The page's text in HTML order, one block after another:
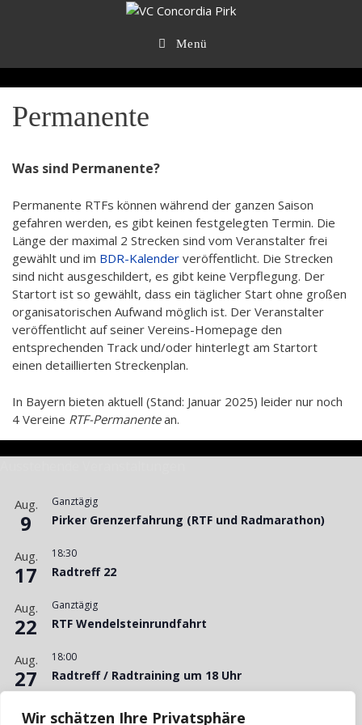
Wir schätzen Ihre Privatsphäre
Menü
Permanente
Was sind Permanente?
Permanente RTFs können während der ganzen Saison
gefahren werden, es gibt keinen festgelegten Termin. Die
Länge der maximal 2 Strecken sind vom Veranstalter frei
gewählt und im BDR-Kalender veröffentlicht. Die Strecken
sind nicht ausgeschildert, es gibt keine Verpflegung. Der
Startort ist so gewählt, dass ein täglicher Start ohne großen
organisatorischen Aufwand möglich ist. Der Veranstalter
veröffentlicht auf seiner Vereins-Homepage den
entsprechenden Track und/oder hinterlegt am Startort
einen detaillierten Streckenplan.
In Bayern bieten aktuell (Stand: Januar 2025) leider nur noch
4 Vereine RTF-Permanentean.
Aug.
9
Ganztägig
Pirker Grenzerfahrung (RTF und Radmarathon)
Aug.
17
18:30
Radtreff 22
Aug.
22
Ganztägig
RTF Wendelsteinrundfahrt
Aug.
27
18:00
Radtreff / Radtraining um 18 Uhr
Aug.